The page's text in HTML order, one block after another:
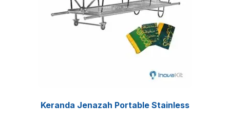
Keranda Jenazah Portable Stainless